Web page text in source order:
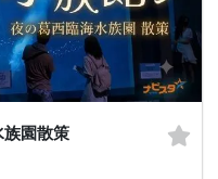
園散策